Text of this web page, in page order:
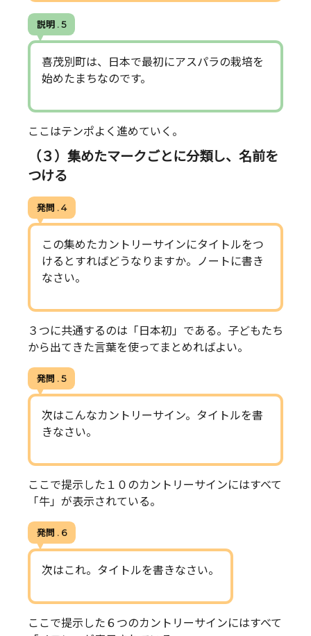
説明 . 5
喜茂別町は、日本で最初にアスパラの栽培を
始めたまちなのです。
ここはテンポよく進めていく。
（３）集めたマークごとに分類し、名前を
つける
発問 . 4
この集めたカントリーサインにタイトルをつ
けるとすればどうなりますか。ノートに書き
なさい。
３つに共通するのは「日本初」である。子どもたち
から出てきた言葉を使ってまとめればよい。
発問 . 5
次はこんなカントリーサイン。タイトルを書
きなさい。
ここで提示した１０のカントリーサインにはすべて
「牛」が表示されている。
発問 . 6
次はこれ。タイトルを書きなさい。
ここで提示した６つのカントリーサインにはすべて